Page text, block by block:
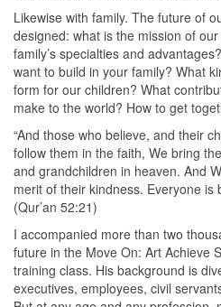
Likewise with family. The future of
designed: what is the mission of
family’s specialties and
want to build in your family? What
form for our children? What
make to the world? How to get
“And those who believe, and their
follow them in the faith, We bring
and grandchildren in heaven. And
merit of their kindness. Everyone is
(Qur’an 52:21)
I accompanied more than two
future in the Move On: Art Achieve
training class. His background is
executives, employees, civil